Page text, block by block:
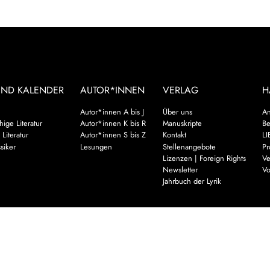
KALENDER
Literatur
AUTOR*INNEN
Autor*innen A bis J
Autor*innen K bis R
Autor*innen S bis Z
Lesungen
VERLAG
Über uns
Manuskripte
Kontakt
Stellenangebote
Lizenzen | Foreign Rights
Newsletter
Jahrbuch der Lyrik